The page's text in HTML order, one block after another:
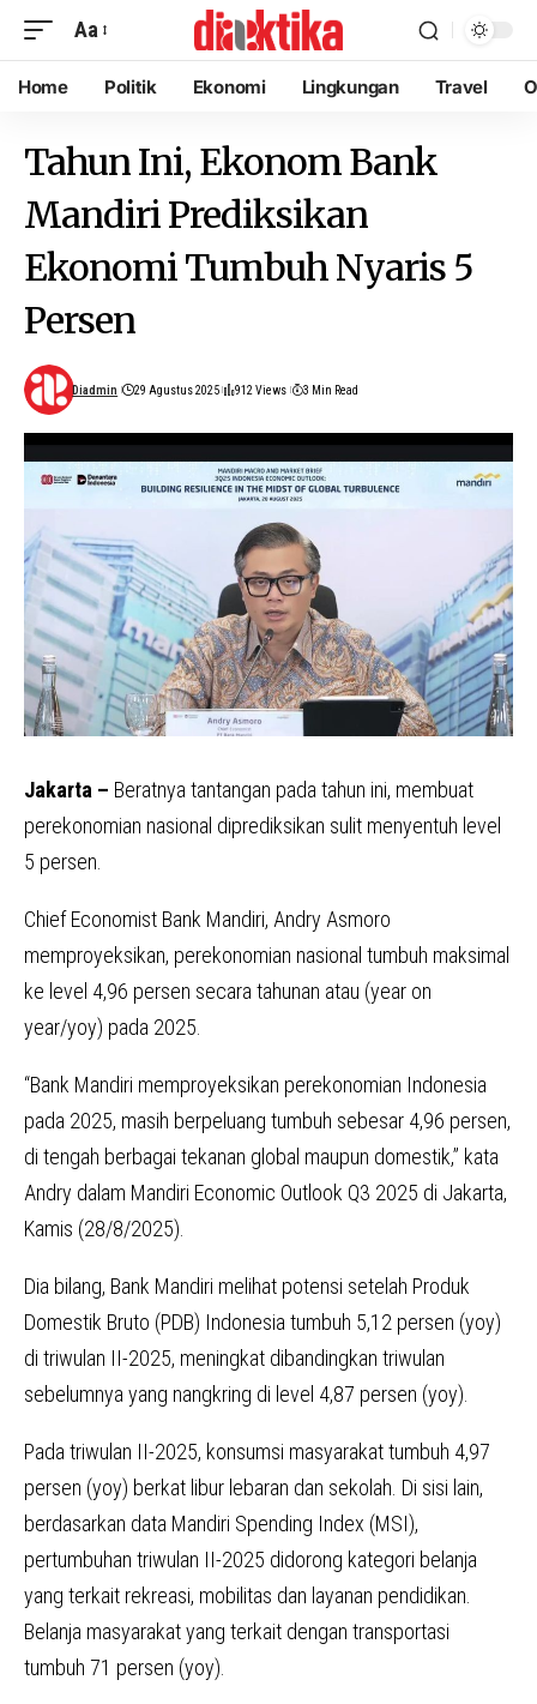
Aa
Home Politik Ekonomi Lingkungan Travel
Tahun Ini, Ekonom Bank
Mandiri Prediksikan
Ekonomi Tumbuh Nyaris 5
Persen
Diadmin 29 Agustus 2025 912 Views 3 Min Read
Jakarta – Beratnya tantangan pada tahun ini, membuat
perekonomian nasional diprediksikan sulit menyentuh level
5 persen.
Chief Economist Bank Mandiri, Andry Asmoro
memproyeksikan, perekonomian nasional tumbuh maksimal
ke level 4,96 persen secara tahunan atau (year on
year/yoy) pada 2025.
“Bank Mandiri memproyeksikan perekonomian Indonesia
pada 2025, masih berpeluang tumbuh sebesar 4,96 persen,
di tengah berbagai tekanan global maupun domestik,” kata
Andry dalam Mandiri Economic Outlook Q3 2025 di Jakarta,
Kamis (28/8/2025).
Dia bilang, Bank Mandiri melihat potensi setelah Produk
Domestik Bruto (PDB) Indonesia tumbuh 5,12 persen (yoy)
di triwulan II-2025, meningkat dibandingkan triwulan
sebelumnya yang nangkring di level 4,87 persen (yoy).
Pada triwulan II-2025, konsumsi masyarakat tumbuh 4,97
persen (yoy) berkat libur lebaran dan sekolah. Di sisi lain,
berdasarkan data Mandiri Spending Index (MSI),
pertumbuhan triwulan II-2025 didorong kategori belanja
yang terkait rekreasi, mobilitas dan layanan pendidikan.
Belanja masyarakat yang terkait dengan transportasi
tumbuh 71 persen (yoy).